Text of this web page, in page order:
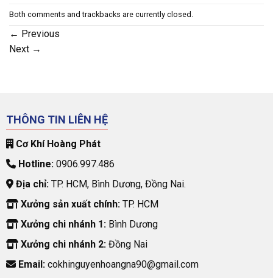
Both comments and trackbacks are currently closed.
← Previous
Next →
THÔNG TIN LIÊN HỆ
Cơ Khí Hoàng Phát
Hotline:0906.997.486
Địa chỉ:TP. HCM, Bình Dương, Đồng Nai.
Xưởng sản xuất chính:TP. HCM
Xưởng chi nhánh 1:Bình Dương
Xưởng chi nhánh 2:Đồng Nai
Email:cokhinguyenhoangna90@gmail.com